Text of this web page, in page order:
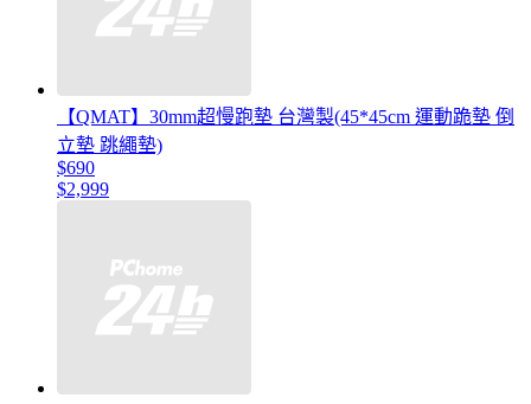
【QMAT】30mm超慢跑墊 台灣製(45*45cm 運動跪墊 倒
立墊 跳繩墊)
$690
$2,999